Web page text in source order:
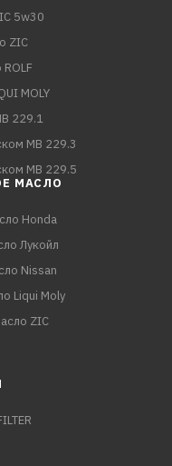
5w30
ZIC
MOLY
229.1
MB 229.3
MB 229.5
МАСЛО
Honda
Лукойл
Nissan
Liqui Moly
ZIC